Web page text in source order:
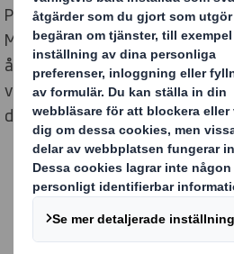
På Vandalorum pågår en unik
Mathsson-priset och för att
åriga historia. Utställningen är
välrenommerade designbyrån
de vackra podierna tillverkade i